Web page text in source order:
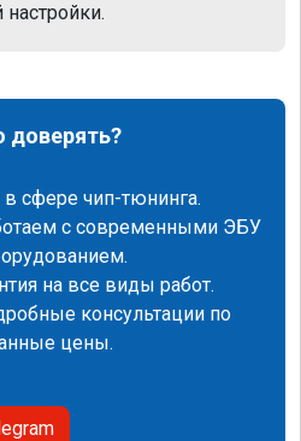
сфере чип-тюнинга.
с современными ЭБУ
на все виды работ.
консультации по
цены.